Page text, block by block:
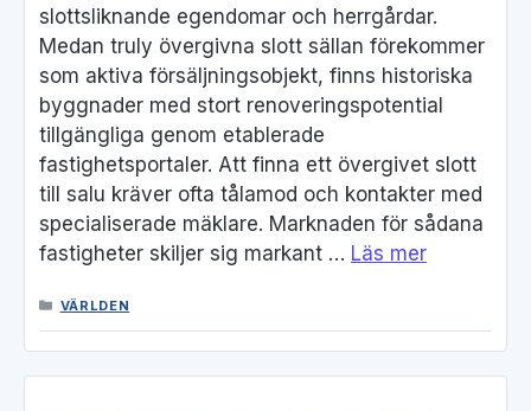
slottsliknande egendomar och herrgårdar.
Medan truly övergivna slott sällan förekommer
som aktiva försäljningsobjekt, finns historiska
byggnader med stort renoveringspotential
tillgängliga genom etablerade
fastighetsportaler. Att finna ett övergivet slott
till salu kräver ofta tålamod och kontakter med
specialiserade mäklare. Marknaden för sådana
fastigheter skiljer sig markant … Läs mer
KATEGORIER
VÄRLDEN